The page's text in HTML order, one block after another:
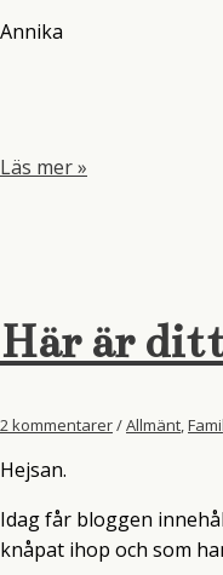
Annika
Rosa
jag
följt.
Läs mer »
Här är
2 kommentarer/Allmänt,
Hejsan.
Idag får bloggen
knåpat ihop och som